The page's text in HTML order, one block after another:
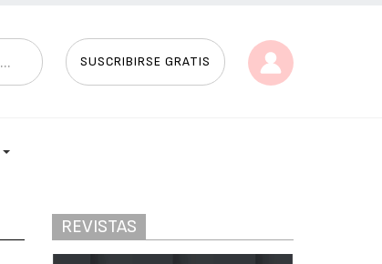
SUSCRIBIRSE GRATIS
REVISTAS